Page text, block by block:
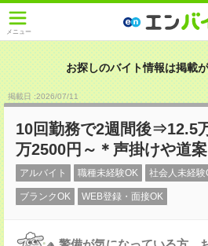
メニュー
お探しのバイト情報は掲載
掲載日 :2026/07/11
10回勤務で2週間後⇒12.5
万2500円～＊声掛けや道
アルバイト 職種未経験OK 社会人未経験
ブランクOK WEB登録・面接OK